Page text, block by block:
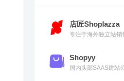
店匠Shoplazza
专注于海外独立站
Shopyy
国内头部SAAS建站